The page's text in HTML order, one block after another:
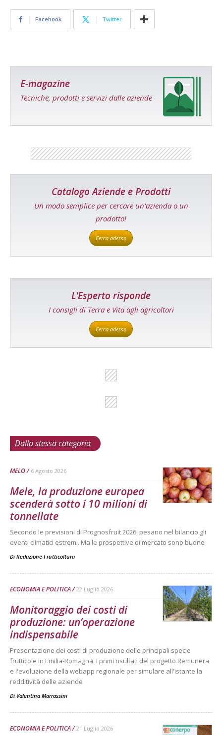
Facebook Twitter
E-magazine
Tecniche, prodotti e servizi dalle aziende
Catalogo Aziende e Prodotti
Un modo semplice per cercare un'azienda o un
prodotto!
Cerca adesso
L'Esperto risponde
I consigli di Terra e Vita agli agricoltori
Cerca adesso
Dalla stessa categoria
MELO 6 Agosto 2026
Mele, la produzione europea
scenderà sotto i 10 milioni di
tonnellate
Secondo le previsioni di Prognosfruit 2026, pesano nel bilancio gli
eventi climatici estremi. Ma le prospettive di mercato sono buone
Di Redazione Frutticoltura
ECONOMIA E POLITICA 22 Luglio 2026
Monitoraggio dei costi di
produzione: un’operazione
indispensabile
Presentazione dei costi di produzione delle principali specie
frutticole in Emilia-Romagna. I primi risultati del progetto Remunera
e l'evoluzione della webapp regionale per simulare all'istante la
redditività delle aziende
Di Valentina Marrassini
ECONOMIA E POLITICA 21 Luglio 2026